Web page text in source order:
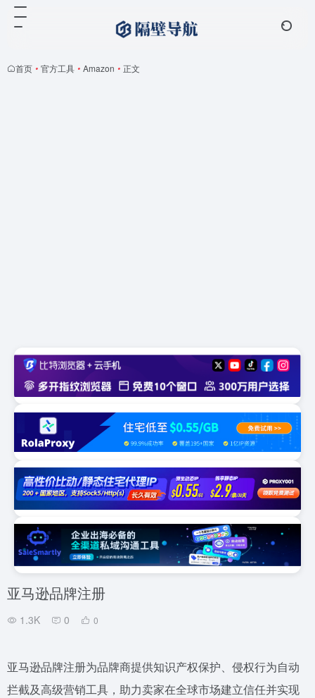
首页 • 官方工具 • Amazon • 正文
亚马逊品牌注册
1.3K 0 0
亚马逊品牌注册为品牌商提供知识产权保护、侵权行为自动
拦截及高级营销工具，助力卖家在全球市场建立信任并实现